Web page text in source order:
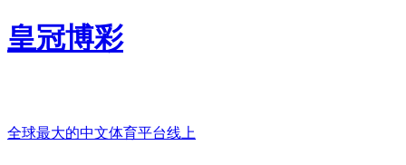
皇冠博彩
全球最大的中文体育平台线上